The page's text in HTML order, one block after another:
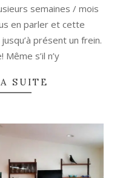
semaines / mois
en parler et cette
présent un frein.
s’il n’y
SUITE